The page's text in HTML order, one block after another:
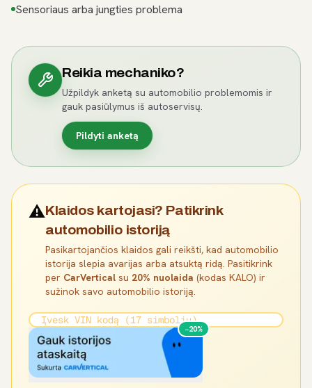
Sensoriaus arba jungties problema
Reikia mechaniko?
Užpildyk anketą su automobilio problemomis ir
gauk pasiūlymus iš autoservisų.
Pildyti anketą
⚠️Klaidos kartojasi? Patikrink
automobilio istoriją
Pasikartojančios klaidos gali reikšti, kad automobilio
istorija slepia avarijas arba atsuktą ridą. Pasitikrink
per CarVertical su 20% nuolaida (kodas KALO) ir
sužinok savo automobilio istoriją.
−20%